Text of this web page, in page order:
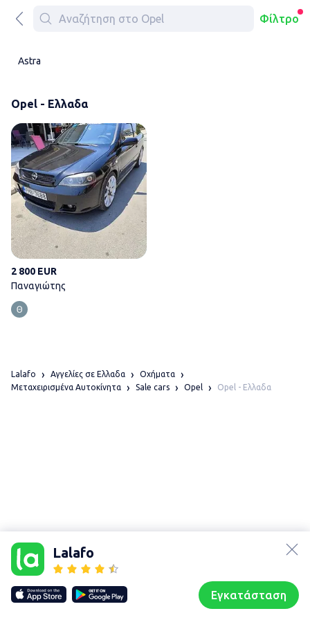
Φίλτρο
Astra
Opel - Ελλαδα
2 800 EUR
Παναγιώτης
Lalafo
Εγκατάσταση
Lalafo Αγγελίες σε Ελλαδα
Οχήματα
Μεταχειρισμένα Αυτοκίνητα
Sale cars Opel Opel - Ελλαδα
Our websites
lalafo.kg
lalafo.rs
lalafo.pl
Sitemap
Συζητήσεις Προφίλ